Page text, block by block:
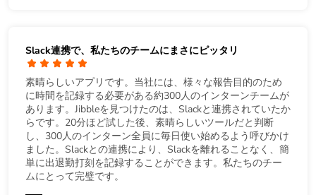
Slack連携で、私たちのチームにまさにピッタリ
素晴らしいアプリです。当社には、様々な報告目的のため
に時間を記録する必要がある約300人のインターンチームが
あります。Jibbleを見つけたのは、Slackと連携されていたか
らです。20分ほど試した後、素晴らしいツールだと判断
し、300人のインターン全員に毎日使い始めるよう呼びかけ
ました。Slackとの連携により、Slackを離れることなく、簡
単に出退勤打刻を記録することができます。私たちのチー
ムにとって完璧です。